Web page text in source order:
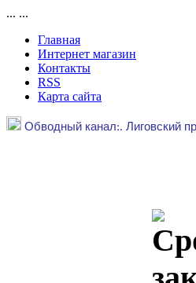
... ...
Главная
Интернет магазин
Контакты
RSS
Карта сайта
Обводный канал:. Лиговский